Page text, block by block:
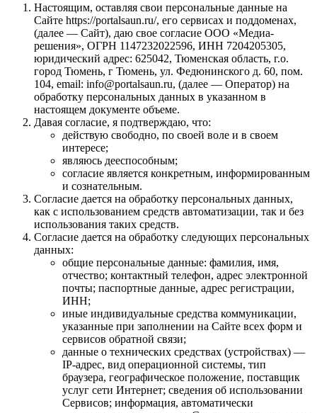
Настоящим, оставляя свои персональные данные на
Сайте https://portalsaun.ru/, его сервисах и поддоменах,
(далее — Сайт), даю свое согласие ООО «Медиа-
решения», ОГРН 1147232022596, ИНН 7204205305,
юридический адрес: 625042, Тюменская область, г.о.
город Тюмень, г Тюмень, ул. Федюнинского д. 60, пом.
104, email: info@portalsaun.ru, (далее — Оператор) на
обработку персональных данных в указанном в
настоящем документе объеме.
Давая согласие, я подтверждаю, что:
действую свободно, по своей воле и в своем
интересе;
являюсь дееспособным;
согласие является конкретным, информированным
и сознательным.
Согласие дается на обработку персональных данных,
как с использованием средств автоматизации, так и без
использования таких средств.
Согласие дается на обработку следующих персональных
данных:
общие персональные данные: фамилия, имя,
отчество; контактный телефон, адрес электронной
почты; паспортные данные, адрес регистрации,
ИНН;
иные индивидуальные средства коммуникации,
указанные при заполнении на Сайте всех форм и
сервисов обратной связи;
данные о технических средствах (устройствах) —
IP-адрес, вид операционной системы, тип
браузера, географическое положение, поставщик
услуг сети Интернет; сведения об использовании
Сервисов; информация, автоматически